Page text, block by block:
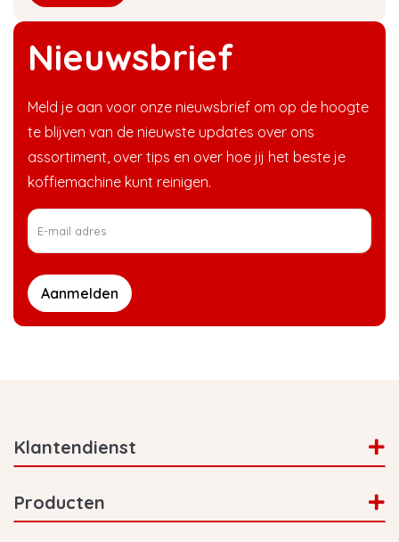
Nieuwsbrief
Meld je aan voor onze nieuwsbrief om op de hoogte
te blijven van de nieuwste updates over ons
assortiment, over tips en over hoe jij het beste je
koffiemachine kunt reinigen.
Aanmelden
Klantendienst
Producten